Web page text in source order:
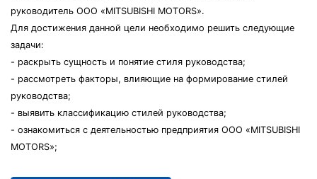
руководитель ООО «MITSUBISHI MОTОRS».
Для достижения данной цели необходимо решить следующие
задачи:
- раскрыть сущность и понятие стиля руководства;
- рассмотреть факторы, влияющие на формирование стилей
руководства;
- выявить классификацию стилей руководства;
- ознакомиться с деятельностью предприятия ООО «MITSUBISHI
MОTОRS»;